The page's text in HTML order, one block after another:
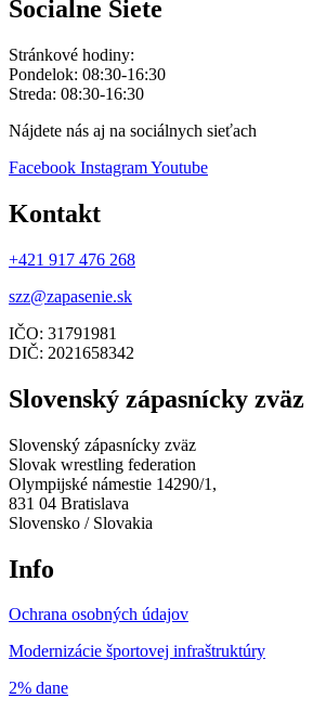
Socialne Siete
Stránkové hodiny:
Pondelok: 08:30-16:30
Streda: 08:30-16:30
Nájdete nás aj na sociálnych sieťach
Facebook InstagramYoutube
Kontakt
+421 917 476 268
szz@zapasenie.sk
IČO: 31791981
DIČ: 2021658342
Slovenský zápasnícky zväz
Slovenský zápasnícky zväz
Slovak wrestling federation
Olympijské námestie 14290/1,
831 04 Bratislava
Slovensko / Slovakia
Info
Ochrana osobných údajov
Modernizácie športovej infraštruktúry
2% dane